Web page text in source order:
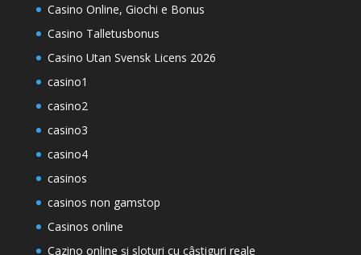
Casino Online, Giochi e Bonus
Casino Talletusbonus
Casino Utan Svensk Licens 2026
casino1
casino2
casino3
casino4
casinos
casinos non gamstop
Casinos online
Cazino online și sloturi cu câștiguri reale